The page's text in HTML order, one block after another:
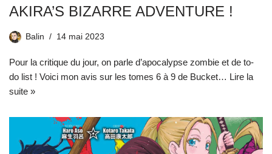
AKIRA’S BIZARRE ADVENTURE !
Balin 14 mai 2023
Pour la critique du jour, on parle d’apocalypse zombie et de to-
do list ! Voici mon avis sur les tomes 6 à 9 de Bucket… Lire la
suite »